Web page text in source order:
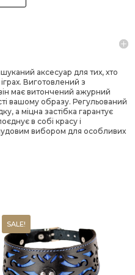
аксесуар для тих, хто
іграх. Виготовлений з
має витончений ажурний
вашому образу. Регульований
а міцна застібка гарантує
в собі красу і
вибором для особливих
SALE!